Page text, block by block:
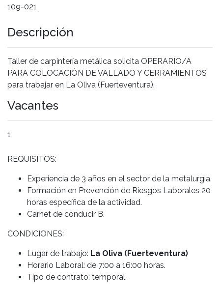
109-021
Descripción
Taller de carpintería metálica solicita OPERARIO/A
PARA COLOCACIÓN DE VALLADO Y CERRAMIENTOS
para trabajar en La Oliva (Fuerteventura).
Vacantes
1
REQUISITOS:
Experiencia de 3 años en el sector de la metalurgia.
Formación en Prevención de Riesgos Laborales 20
horas específica de la actividad.
Carnet de conducir B.
CONDICIONES:
Lugar de trabajo: La Oliva (Fuerteventura)
Horario Laboral: de 7:00 a 16:00 horas.
Tipo de contrato: temporal.